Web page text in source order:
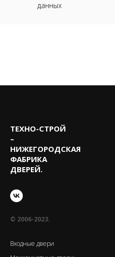
данных
ТЕХНО-CТРОЙ
–
НИЖЕГОРОДСКАЯ
ФАБРИКА
ДВЕРЕЙ.
© 2006-2023.
Входные двери